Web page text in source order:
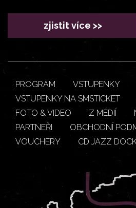
zjistit více >>
PROGRAM
VSTUPENKY
VSTUPENKY NA SMSTICKET
FOTO & VIDEO
Z MÉDIÍ
PARTNEŘI
OBCHODNÍ
VOUCHERY
CD JAZZ